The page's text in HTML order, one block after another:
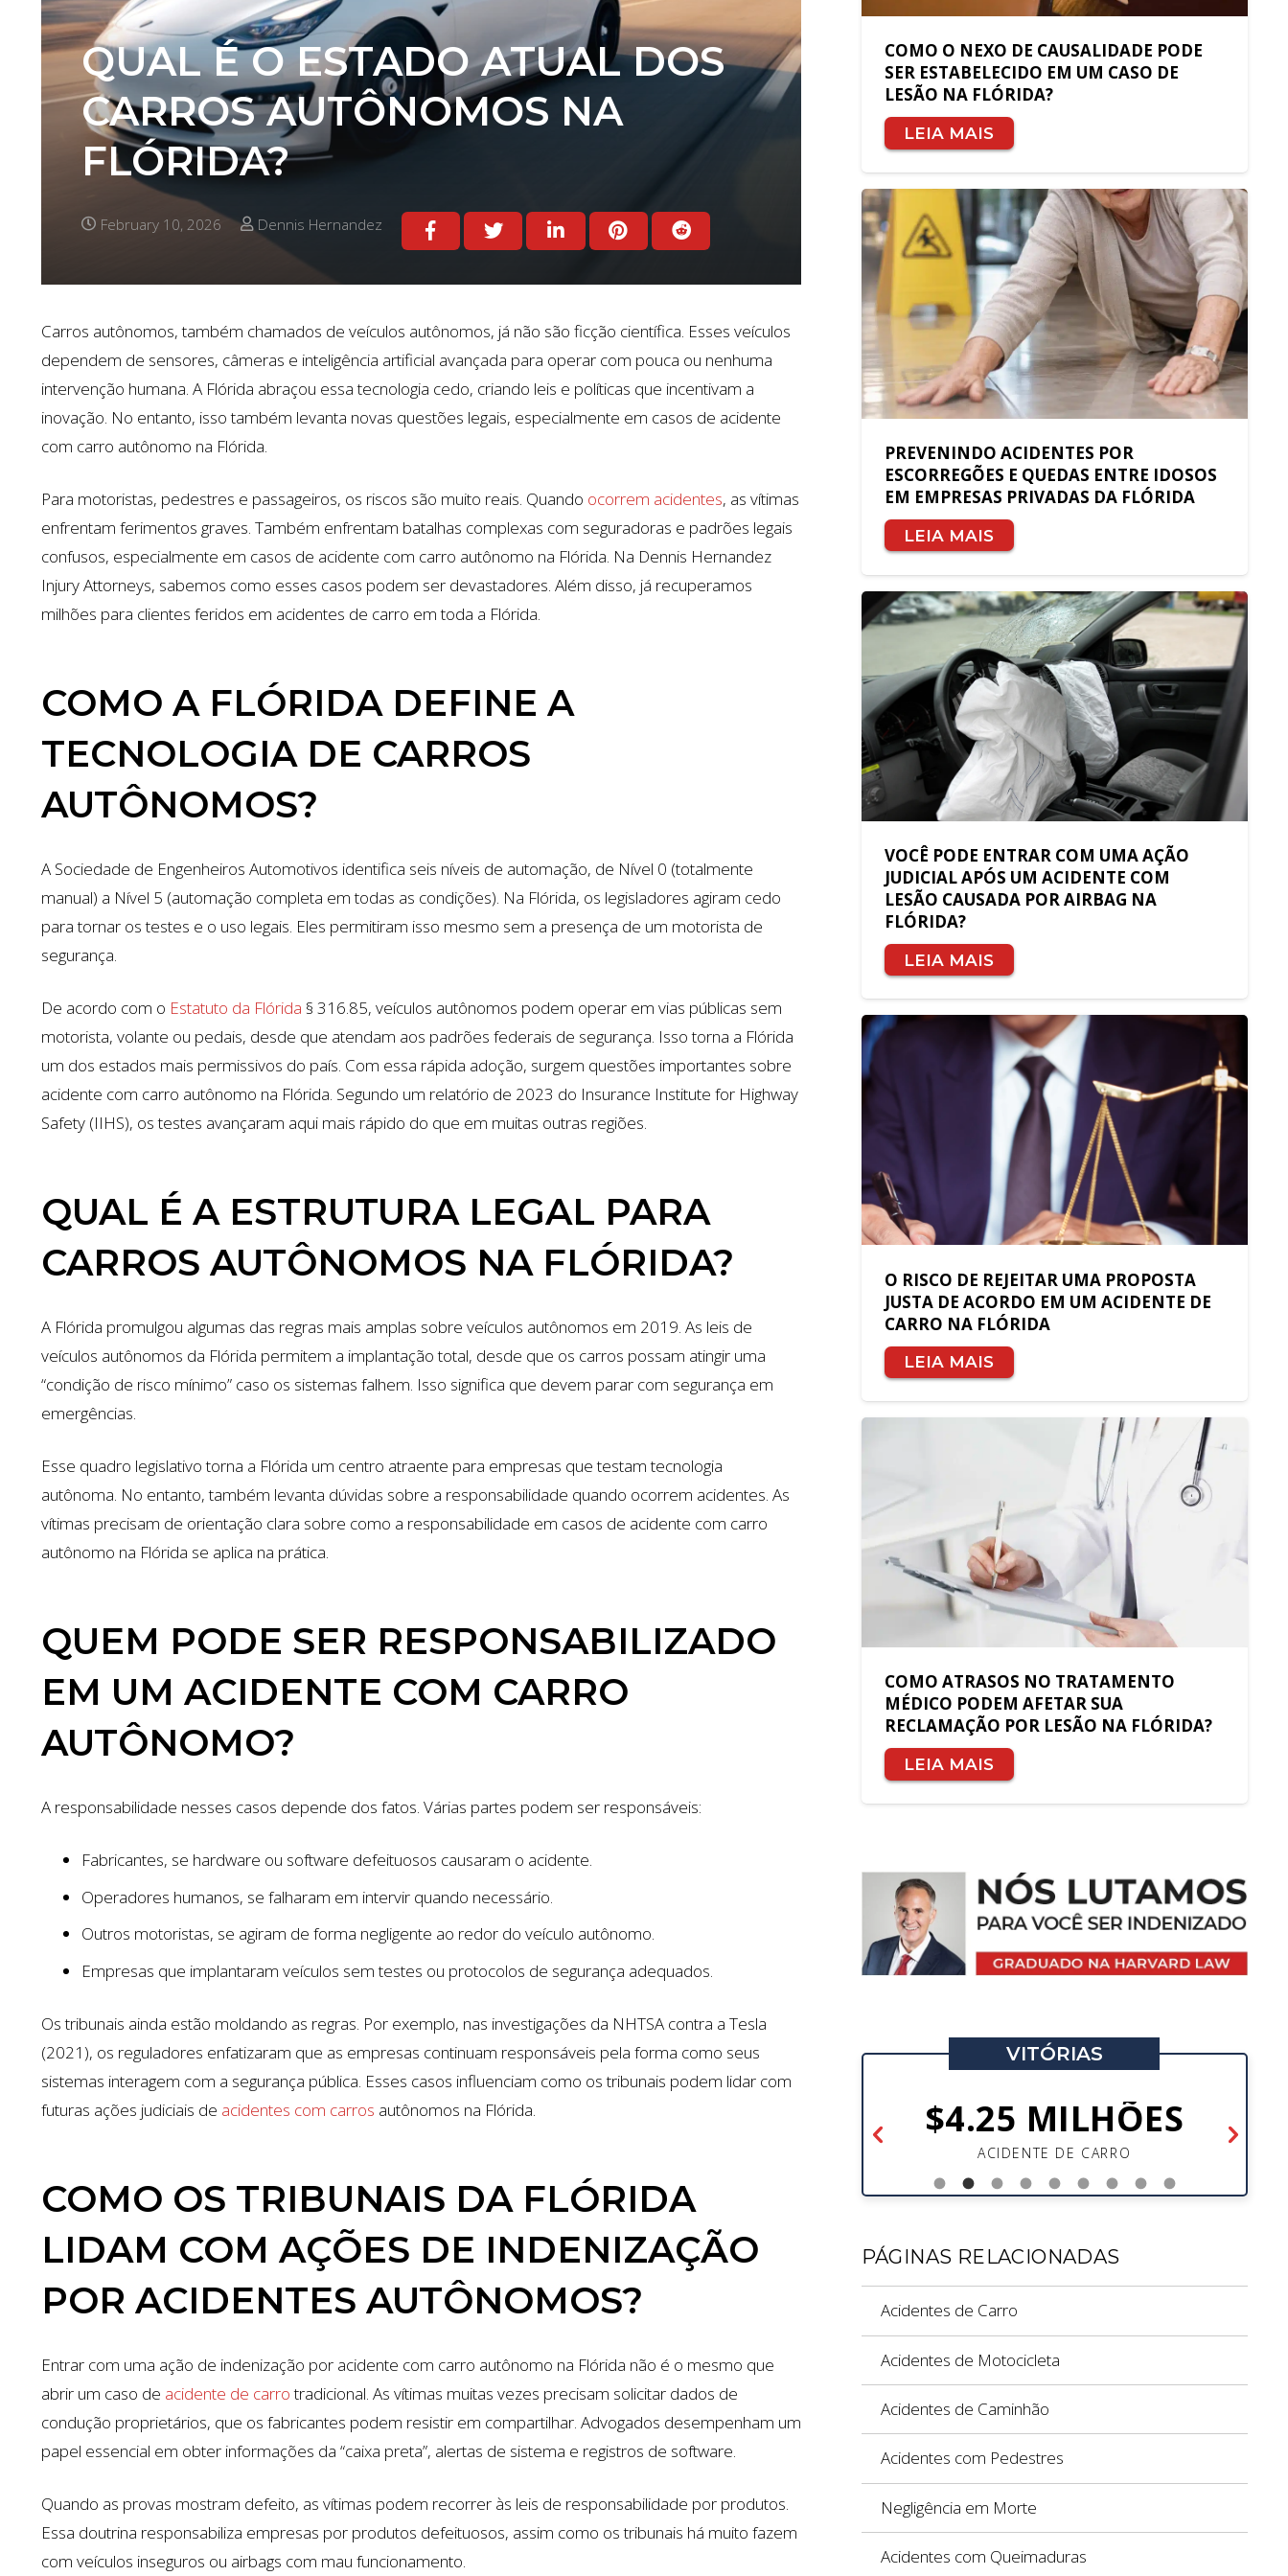
QUAL É O ESTADO ATUAL DOS
CARROS AUTÔNOMOS NA
FLÓRIDA?
February 10, 2026 Dennis Hernandez
Carros autônomos, também chamados de veículos autônomos, já não são ficção científica. Esses veículos
dependem de sensores, câmeras e inteligência artificial avançada para operar com pouca ou nenhuma
intervenção humana. A Flórida abraçou essa tecnologia cedo, criando leis e políticas que incentivam a
inovação. No entanto, isso também levanta novas questões legais, especialmente em casos de acidente
com carro autônomo na Flórida.
Para motoristas, pedestres e passageiros, os riscos são muito reais. Quando ocorrem acidentes, as vítimas
enfrentam ferimentos graves. Também enfrentam batalhas complexas com seguradoras e padrões legais
confusos, especialmente em casos de acidente com carro autônomo na Flórida. Na Dennis Hernandez
Injury Attorneys, sabemos como esses casos podem ser devastadores. Além disso, já recuperamos
milhões para clientes feridos em acidentes de carro em toda a Flórida.
COMO A FLÓRIDA DEFINE A
TECNOLOGIA DE CARROS
AUTÔNOMOS?
A Sociedade de Engenheiros Automotivos identifica seis níveis de automação, de Nível 0 (totalmente
manual) a Nível 5 (automação completa em todas as condições). Na Flórida, os legisladores agiram cedo
para tornar os testes e o uso legais. Eles permitiram isso mesmo sem a presença de um motorista de
segurança.
De acordo com o Estatuto da Flórida § 316.85, veículos autônomos podem operar em vias públicas sem
motorista, volante ou pedais, desde que atendam aos padrões federais de segurança. Isso torna a Flórida
um dos estados mais permissivos do país. Com essa rápida adoção, surgem questões importantes sobre
acidente com carro autônomo na Flórida. Segundo um relatório de 2023 do Insurance Institute for Highway
Safety (IIHS), os testes avançaram aqui mais rápido do que em muitas outras regiões.
QUAL É A ESTRUTURA LEGAL PARA
CARROS AUTÔNOMOS NA FLÓRIDA?
A Flórida promulgou algumas das regras mais amplas sobre veículos autônomos em 2019. As leis de
veículos autônomos da Flórida permitem a implantação total, desde que os carros possam atingir uma
“condição de risco mínimo” caso os sistemas falhem. Isso significa que devem parar com segurança em
emergências.
Esse quadro legislativo torna a Flórida um centro atraente para empresas que testam tecnologia
autônoma. No entanto, também levanta dúvidas sobre a responsabilidade quando ocorrem acidentes. As
vítimas precisam de orientação clara sobre como a responsabilidade em casos de acidente com carro
autônomo na Flórida se aplica na prática.
QUEM PODE SER RESPONSABILIZADO
EM UM ACIDENTE COM CARRO
AUTÔNOMO?
A responsabilidade nesses casos depende dos fatos. Várias partes podem ser responsáveis:
Fabricantes, se hardware ou software defeituosos causaram o acidente.
Operadores humanos, se falharam em intervir quando necessário.
Outros motoristas, se agiram de forma negligente ao redor do veículo autônomo.
Empresas que implantaram veículos sem testes ou protocolos de segurança adequados.
Os tribunais ainda estão moldando as regras. Por exemplo, nas investigações da NHTSA contra a Tesla
(2021), os reguladores enfatizaram que as empresas continuam responsáveis pela forma como seus
sistemas interagem com a segurança pública. Esses casos influenciam como os tribunais podem lidar com
futuras ações judiciais de acidentes com carros autônomos na Flórida.
COMO OS TRIBUNAIS DA FLÓRIDA
LIDAM COM AÇÕES DE INDENIZAÇÃO
POR ACIDENTES AUTÔNOMOS?
Entrar com uma ação de indenização por acidente com carro autônomo na Flórida não é o mesmo que
abrir um caso de acidente de carrotradicional. As vítimas muitas vezes precisam solicitar dados de
condução proprietários, que os fabricantes podem resistir em compartilhar. Advogados desempenham um
papel essencial em obter informações da “caixa preta”, alertas de sistema e registros de software.
Quando as provas mostram defeito, as vítimas podem recorrer às leis de responsabilidade por produtos.
Essa doutrina responsabiliza empresas por produtos defeituosos, assim como os tribunais há muito fazem
com veículos inseguros ou airbags com mau funcionamento.
COMO O NEXO DE CAUSALIDADE PODE
SER ESTABELECIDO EM UM CASO DE
LESÃO NA FLÓRIDA?
LEIA MAIS
PREVENINDO ACIDENTES POR
ESCORREGÕES E QUEDAS ENTRE IDOSOS
EM EMPRESAS PRIVADAS DA FLÓRIDA
LEIA MAIS
VOCÊ PODE ENTRAR COM UMA AÇÃO
JUDICIAL APÓS UM ACIDENTE COM
LESÃO CAUSADA POR AIRBAG NA
FLÓRIDA?
LEIA MAIS
O RISCO DE REJEITAR UMA PROPOSTA
JUSTA DE ACORDO EM UM ACIDENTE DE
CARRO NA FLÓRIDA
LEIA MAIS
COMO ATRASOS NO TRATAMENTO
MÉDICO PODEM AFETAR SUA
RECLAMAÇÃO POR LESÃO NA FLÓRIDA?
LEIA MAIS
VITÓRIAS
$1.35 MILHÕES $4.25 MILHÕES
ACIDENTE DE CARRO
PÁGINAS RELACIONADAS
Acidentes de Carro
Acidentes de Motocicleta
Acidentes de Caminhão
Acidentes com Pedestres
Negligência em Morte
Acidentes com Queimaduras